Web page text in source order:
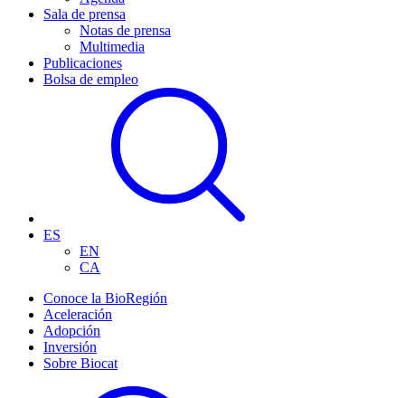
Sala de prensa
Notas de prensa
Multimedia
Publicaciones
Bolsa de empleo
ES
EN
CA
Conoce la BioRegión
Aceleración
Adopción
Inversión
Sobre Biocat